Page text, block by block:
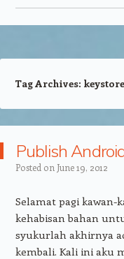
Tag Archives: keystore
Publish
Posted on June 19, 2012
Selamat pagi kawan-
kehabisan bahan
syukurlah akhirnya
kembali. Kali ini aku